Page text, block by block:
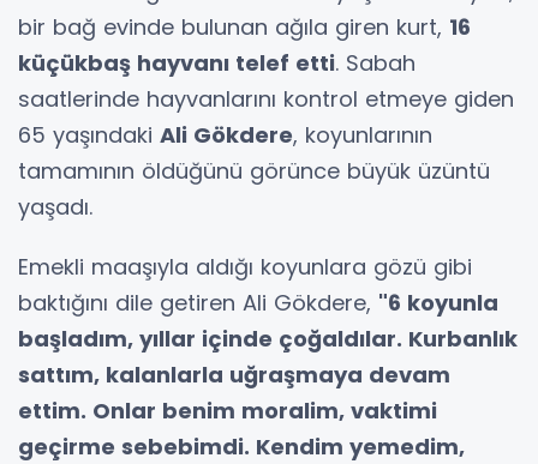
bir bağ evinde bulunan ağıla giren kurt, 16
küçükbaş hayvanı telef etti. Sabah
saatlerinde hayvanlarını kontrol etmeye giden
65 yaşındaki Ali Gökdere, koyunlarının
tamamının öldüğünü görünce büyük üzüntü
yaşadı.
Emekli maaşıyla aldığı koyunlara gözü gibi
baktığını dile getiren Ali Gökdere, "6 koyunla
başladım, yıllar içinde çoğaldılar. Kurbanlık
sattım, kalanlarla uğraşmaya devam
ettim. Onlar benim moralim, vaktimi
geçirme sebebimdi. Kendim yemedim,